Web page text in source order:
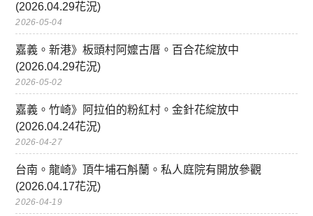
(2026.04.29花況)
2026-05-04
嘉義。新港》板頭村阿嬤古厝。百合花綻放中
(2026.04.29花況)
2026-05-02
嘉義。竹崎》阿拉伯的粉紅村。金針花綻放中
(2026.04.24花況)
2026-04-27
台南。龍崎》頂牛埔石斛蘭。私人庭院有開放參觀
(2026.04.17花況)
2026-04-19